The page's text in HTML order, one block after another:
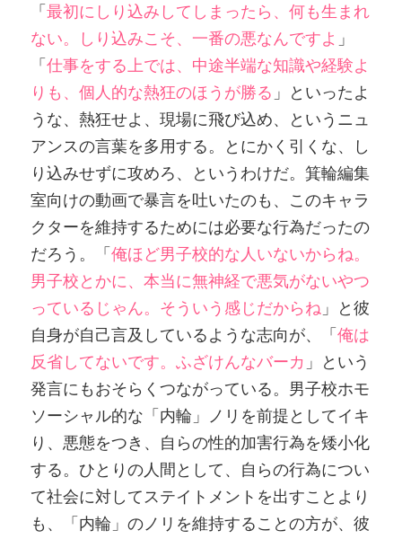
「最初にしり込みしてしまったら、何も生まれ
ない。しり込みこそ、一番の悪なんですよ 」
「仕事をする上では、中途半端な知識や経験よ
りも、個人的な熱狂のほうが勝る 」といったよ
うな、熱狂せよ、現場に飛び込め、というニュ
アンスの言葉を多用する。とにかく引くな、し
り込みせずに攻めろ、というわけだ。箕輪編集
室向けの動画で暴言を吐いたのも、このキャラ
クターを維持するためには必要な行為だったの
だろう。「俺ほど男子校的な人いないからね。
男子校とかに、本当に無神経で悪気がないやつ
っているじゃん。そういう感じだからね 」と彼
自身が自己言及しているような志向が、「俺は
反省してないです。ふざけんなバーカ 」という
発言にもおそらくつながっている。男子校ホモ
ソーシャル的な「内輪」ノリを前提としてイキ
り、悪態をつき、自らの性的加害行為を矮小化
する。ひとりの人間として、自らの行為につい
て社会に対してステイトメントを出すことより
も、「内輪」のノリを維持することの方が、彼